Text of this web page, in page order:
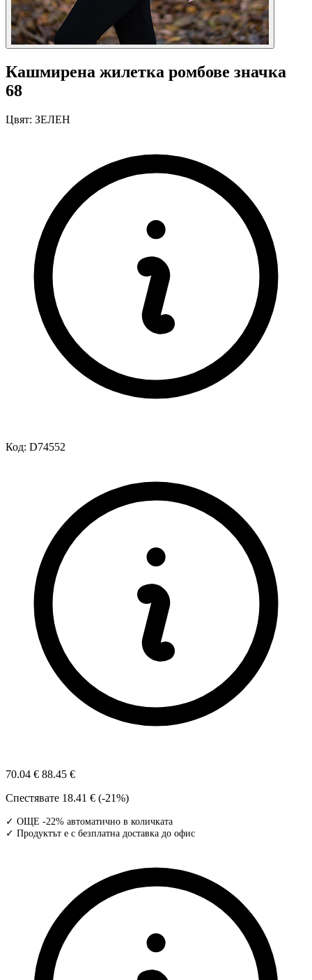
Кашмирена жилетка ромбове значка
68
Цвят: ЗЕЛЕН
Код: D74552
70.04 € 88.45 €
Спестявате 18.41 € (-21%)
✓ ОЩЕ -22% автоматично в количката
✓ Продуктът е с безплатна доставка до офис